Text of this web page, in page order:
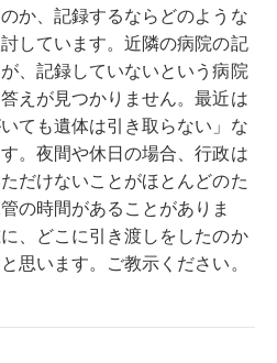
か、記録するならどのような
しています。近隣の病院の記
、記録していないという病院
えが見つかりません。最近は
ても遺体は引き取らない」な
。夜間や休日の場合、行政は
だけないことがほとんどのた
の時間があることがありま
、どこに引き渡しをしたのか
思います。ご教示ください。